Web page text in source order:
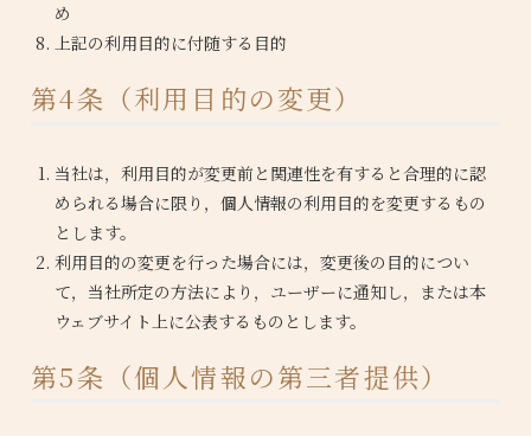
め
上記の利用目的に付随する目的
第4条（利用目的の変更）
当社は，利用目的が変更前と関連性を有すると合理的に認
められる場合に限り，個人情報の利用目的を変更するもの
とします。
利用目的の変更を行った場合には，変更後の目的につい
て，当社所定の方法により，ユーザーに通知し，または本
ウェブサイト上に公表するものとします。
第5条（個人情報の第三者提供）